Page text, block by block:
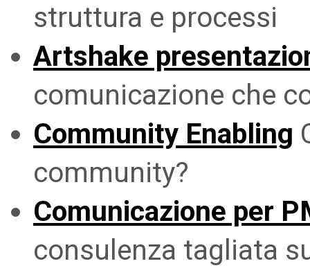
struttura e processi
Artshake
comunicazione che
Community Enabling
community?
Comunicazione per
consulenza tagliata